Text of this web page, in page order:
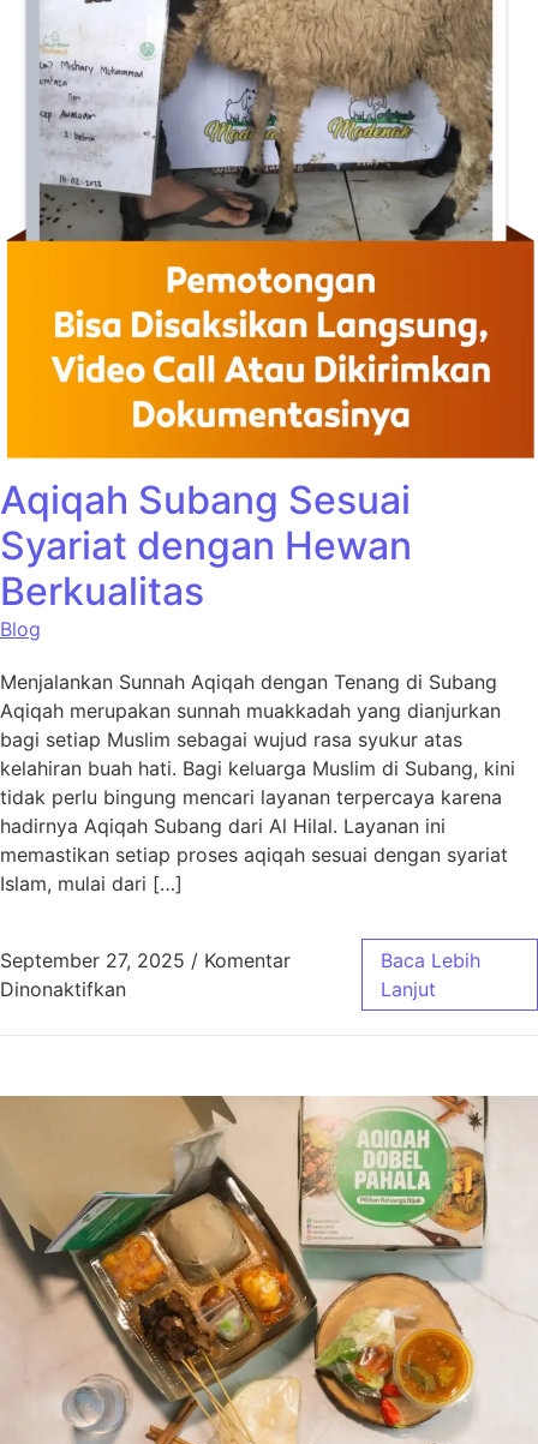
Aqiqah Subang Sesuai
Syariat dengan Hewan
Berkualitas
Blog
Menjalankan Sunnah Aqiqah dengan Tenang di Subang
Aqiqah merupakan sunnah muakkadah yang dianjurkan
bagi setiap Muslim sebagai wujud rasa syukur atas
kelahiran buah hati. Bagi keluarga Muslim di Subang, kini
tidak perlu bingung mencari layanan terpercaya karena
hadirnya Aqiqah Subang dari Al Hilal. Layanan ini
memastikan setiap proses aqiqah sesuai dengan syariat
Islam, mulai dari […]
September 27, 2025 / Komentar
Dinonaktifkanpada Aqiqah Subang Sesuai Syariat dengan
Baca Lebih
Lanjut